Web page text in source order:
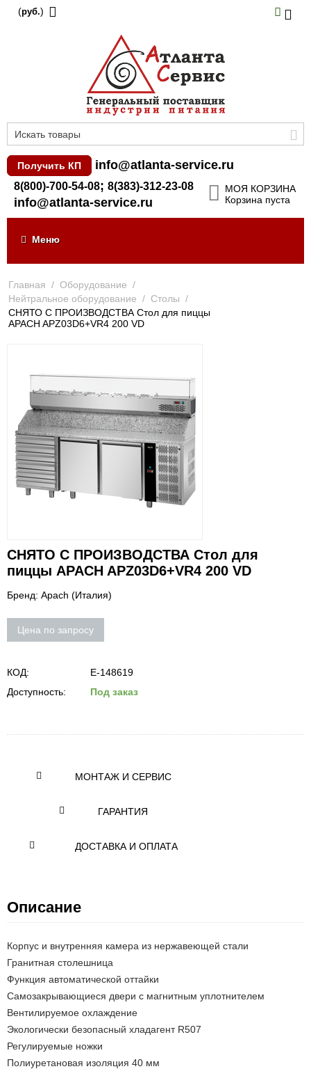
(руб.)
Получить КП info@atlanta-service.ru
8(800)-700-54-08; 8(383)-312-23-08
info@atlanta-service.ru
МОЯ КОРЗИНА
Корзина пуста
Меню
Главная / Оборудование /
Нейтральное оборудование / Столы /
СНЯТО С ПРОИЗВОДСТВА Стол для пиццы
APACH APZ03D6+VR4 200 VD
СНЯТО С ПРОИЗВОДСТВА Стол для
пиццы APACH APZ03D6+VR4 200 VD
Бренд: Apach (Италия)
Цена по запросу
КОД:
E-148619
Доступность:
Под заказ
МОНТАЖ И СЕРВИС
ГАРАНТИЯ
ДОСТАВКА И ОПЛАТА
Описание
Корпус и внутренняя камера из нержавеющей стали
Гранитная столешница
Функция автоматической оттайки
Самозакрывающиеся двери с магнитным уплотнителем
Вентилируемое охлаждение
Экологически безопасный хладагент R507
Регулируемые ножки
Полиуретановая изоляция 40 мм